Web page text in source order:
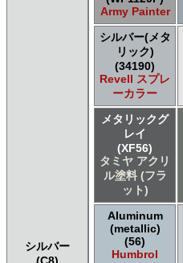
シルバー
Army Painter
シルバー(メタ
リック)
(34190)
Revell スプレ
ーカラー
メタリックグ
レイ
(XF56)
タミヤ アクリ
ル塗料 (フラ
ット)
Aluminum
(metallic)
(56)
Humbrol